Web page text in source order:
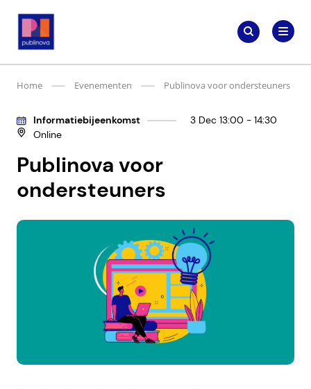
naar
Publinova.nl
Zoeken
naar:
Zoeken
Home Evenementen Publinova voor ondersteuners
Publinova voor
ondersteuners
Informatiebijeenkomst
3 Dec 13:00 - 14:30
Online